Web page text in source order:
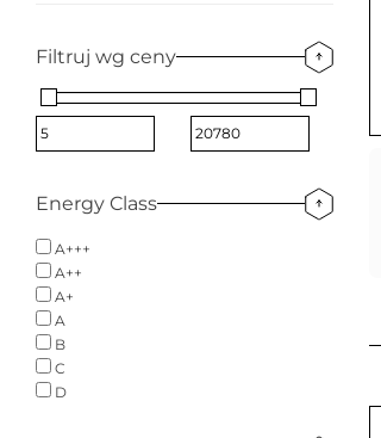
Filtruj wg ceny
Energy Class
A+++
A++
A+
A
B
C
D